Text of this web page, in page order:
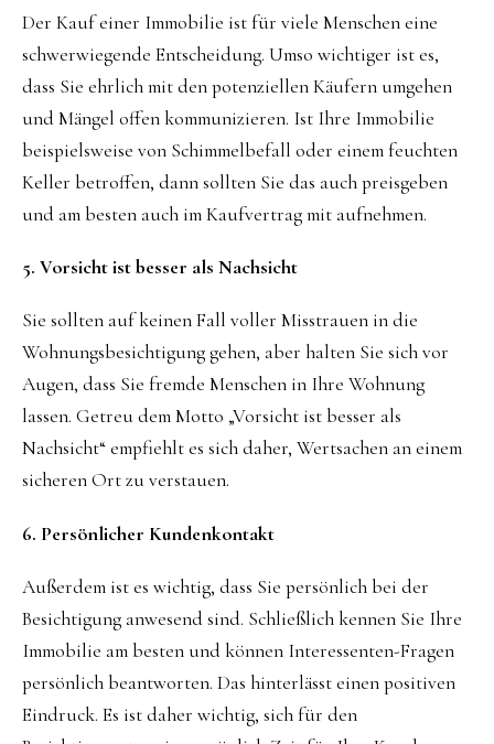
Der Kauf einer Immobilie ist für viele Menschen eine
schwerwiegende Entscheidung. Umso wichtiger ist es,
dass Sie ehrlich mit den potenziellen Käufern umgehen
und Mängel offen kommunizieren. Ist Ihre Immobilie
beispielsweise von Schimmelbefall oder einem feuchten
Keller betroffen, dann sollten Sie das auch preisgeben
und am besten auch im Kaufvertrag mit aufnehmen.
5. Vorsicht ist besser als Nachsicht
Sie sollten auf keinen Fall voller Misstrauen in die
Wohnungsbesichtigung gehen, aber halten Sie sich vor
Augen, dass Sie fremde Menschen in Ihre Wohnung
lassen. Getreu dem Motto „Vorsicht ist besser als
Nachsicht“ empfiehlt es sich daher, Wertsachen an einem
sicheren Ort zu verstauen.
6. Persönlicher Kundenkontakt
Außerdem ist es wichtig, dass Sie persönlich bei der
Besichtigung anwesend sind. Schließlich kennen Sie Ihre
Immobilie am besten und können Interessenten-Fragen
persönlich beantworten. Das hinterlässt einen positiven
Eindruck. Es ist daher wichtig, sich für den